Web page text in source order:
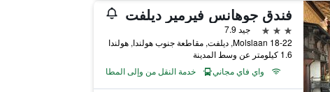
فندق جوهانس فيرمير ديلفت
3 نجوم
جيد 7.9
Molslaan 18-22, ديلفت, مقاطعة جنوب هولندا, هولندا
1.6 كيلومتر عن وسط المدينة
واي فاي مجاني
خدمة النقل من وإلى المطار